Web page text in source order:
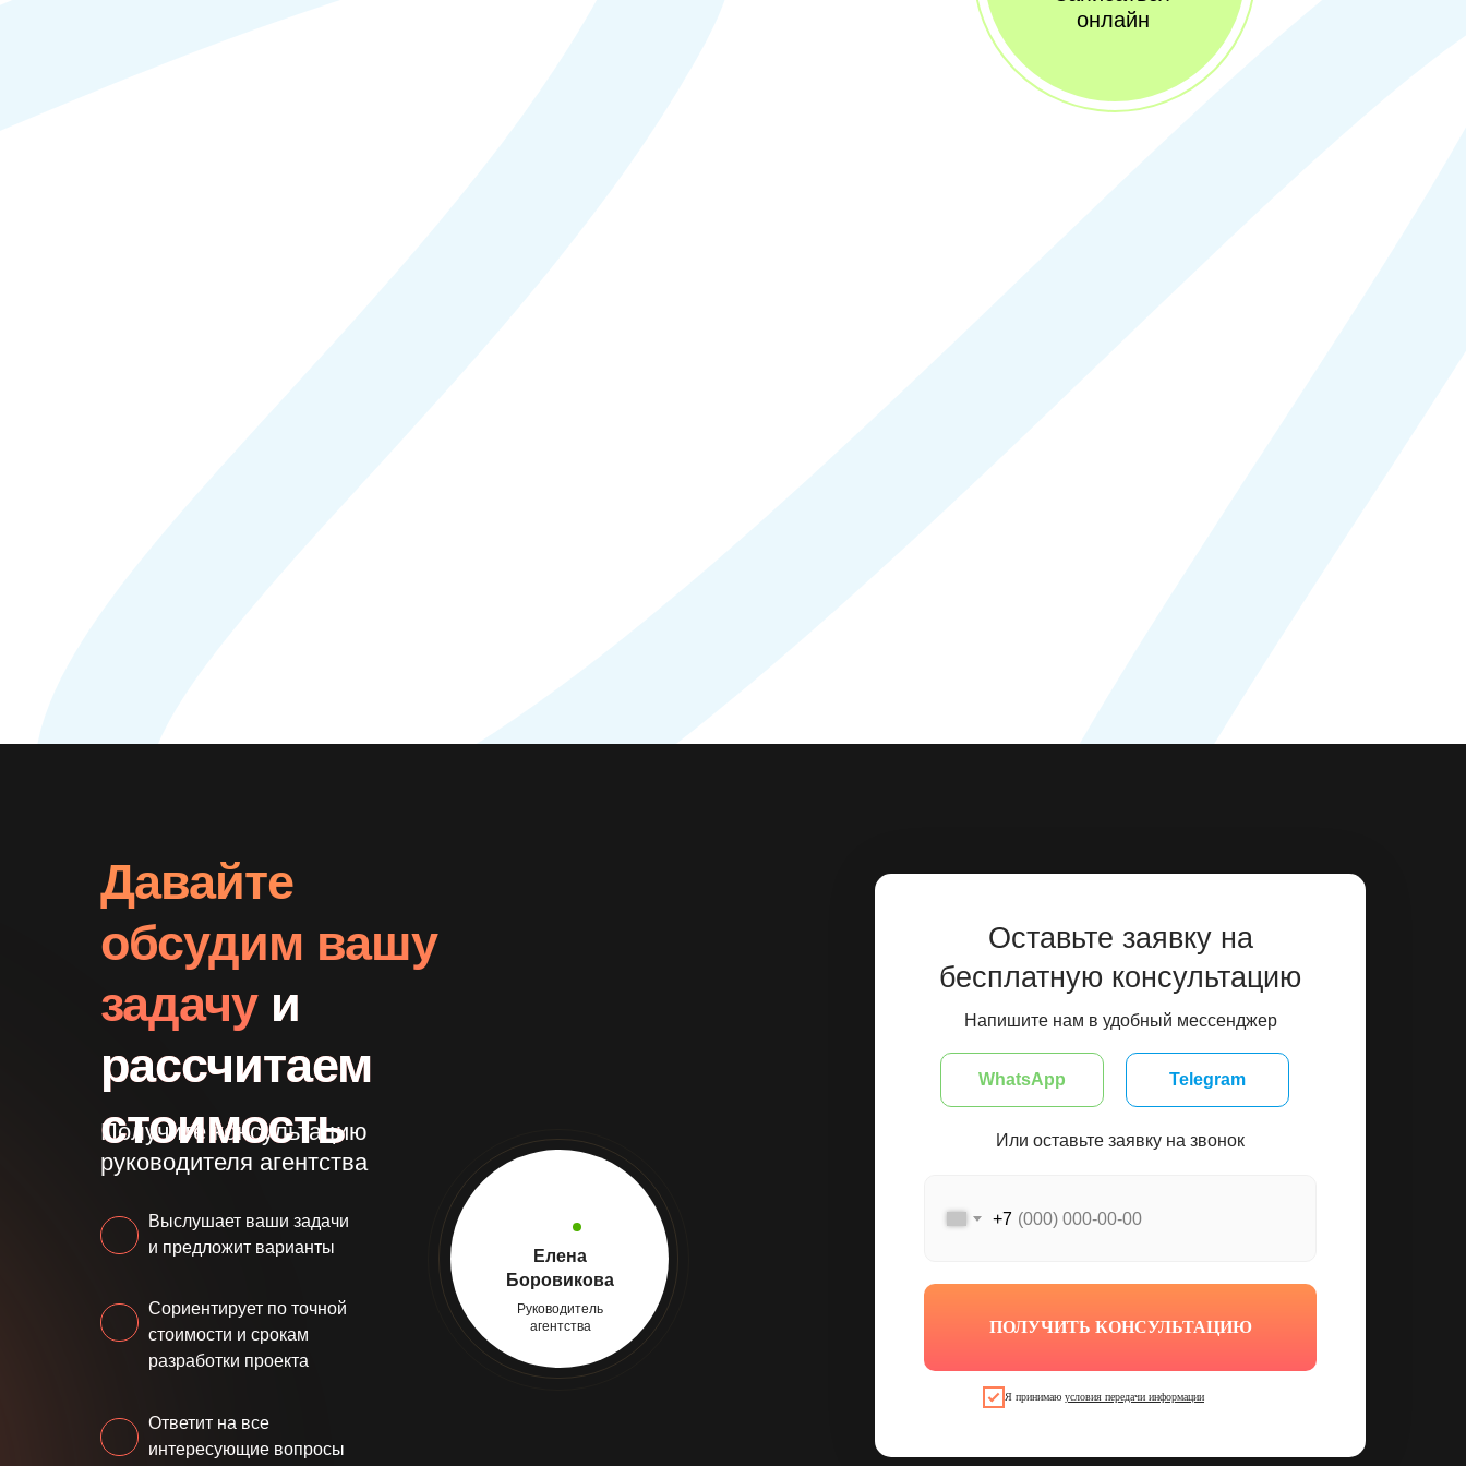
онлайн
Сориентирует по точной
стоимости и срокам
разработки проекта
Получите консультацию
руководителя агентства
Ответит на все
интересующие вопросы
Выслушает ваши задачи
и предложит варианты
Оставьте заявку на
бесплатную консультацию
Напишите нам в удобный мессенджер
Telegram
Или оставьте заявку на звонок
WhatsApp
Я принимаю условия передачи информации
Елена
Боровикова
Руководитель
агентства
Давайте
обсудим вашу
задачу и
рассчитаем
стоимость
+7
ПОЛУЧИТЬ КОНСУЛЬТАЦИЮ